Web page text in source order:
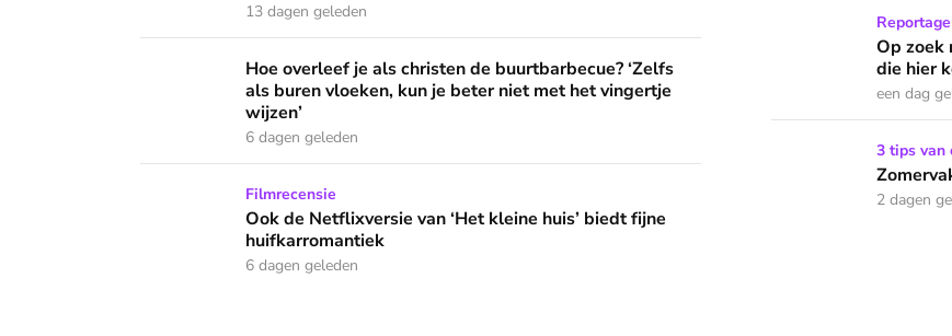
13 dagen geleden
Hoe overleef je als christen de buurtbarbecue? ‘Zelfs als buren vloeken, kun je beter niet met het
Hoe overleef je als christen de buurtbarbecue? ‘Zelfs
als buren vloeken, kun je beter niet met het vingertje
wijzen’
6 dagen geleden
Ook de Netflixversie van ‘Het kleine huis’ biedt fijne huifkarromantiek
Filmrecensie
Ook de Netflixversie van ‘Het kleine huis’ biedt fijne
huifkarromantiek
6 dagen geleden
Op zoek naar God in
Reportage
Op zoek
die hier
een dag
Zomervakantie? Zó
3 tips van
2 dagen